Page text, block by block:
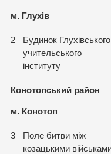
м. Глухів
2
Будинок Глухівського
учительського
інституту
Конотопський район
м. Конотоп
3
Поле битви між
козацькими